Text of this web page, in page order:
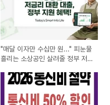
"매달 이자만 수십만 원..." 피눈물
흘리는 소상공인 살려줄 정부 저